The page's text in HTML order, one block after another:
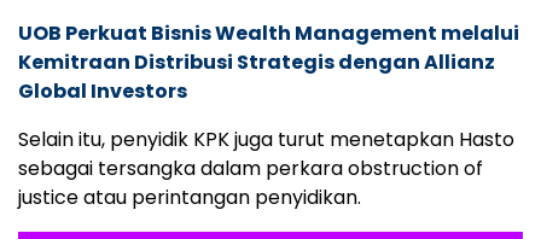
UOB Perkuat Bisnis Wealth Management melalui
Kemitraan Distribusi Strategis dengan Allianz
Global Investors
Selain itu, penyidik KPK juga turut menetapkan Hasto
sebagai tersangka dalam perkara obstruction of
justice atau perintangan penyidikan.